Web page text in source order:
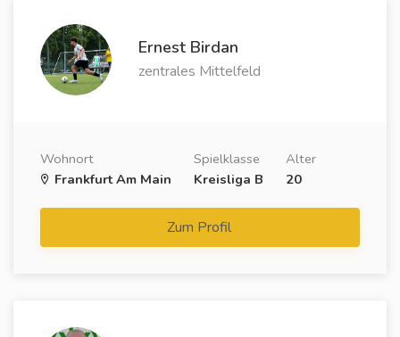
Ernest Birdan
zentrales Mittelfeld
Wohnort
Frankfurt Am Main
Spielklasse
Kreisliga B
Alter
20
Zum Profil